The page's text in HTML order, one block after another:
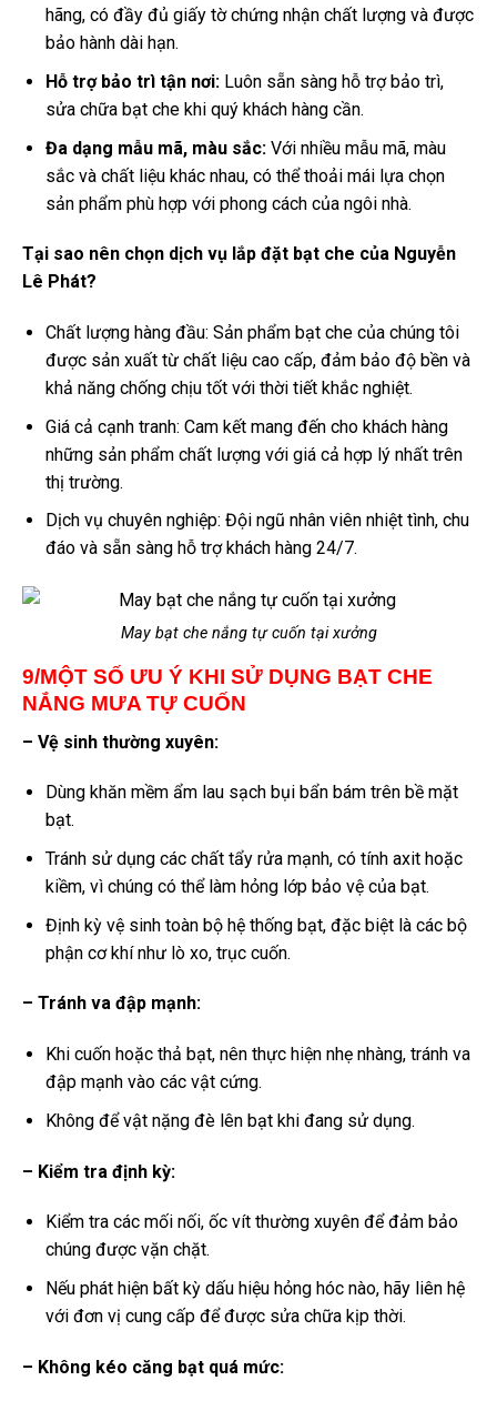
hãng, có đầy đủ giấy tờ chứng nhận chất lượng và được
bảo hành dài hạn.
Hỗ trợ bảo trì tận nơi:Luôn sẵn sàng hỗ trợ bảo trì,
sửa chữa bạt che khi quý khách hàng cần.
Đa dạng mẫu mã, màu sắc:Với nhiều mẫu mã, màu
sắc và chất liệu khác nhau, có thể thoải mái lựa chọn
sản phẩm phù hợp với phong cách của ngôi nhà.
Tại sao nên chọn dịch vụ lắp đặt bạt che của Nguyễn
Lê Phát?
Chất lượng hàng đầu: Sản phẩm bạt che của chúng tôi
được sản xuất từ chất liệu cao cấp, đảm bảo độ bền và
khả năng chống chịu tốt với thời tiết khắc nghiệt.
Giá cả cạnh tranh: Cam kết mang đến cho khách hàng
những sản phẩm chất lượng với giá cả hợp lý nhất trên
thị trường.
Dịch vụ chuyên nghiệp: Đội ngũ nhân viên nhiệt tình, chu
đáo và sẵn sàng hỗ trợ khách hàng 24/7.
May bạt che nắng tự cuốn tại xưởng
9/MỘT SỐ ƯU Ý KHI SỬ DỤNG BẠT CHE
NẮNG MƯA TỰ CUỐN
– Vệ sinh thường xuyên:
Dùng khăn mềm ẩm lau sạch bụi bẩn bám trên bề mặt
bạt.
Tránh sử dụng các chất tẩy rửa mạnh, có tính axit hoặc
kiềm, vì chúng có thể làm hỏng lớp bảo vệ của bạt.
Định kỳ vệ sinh toàn bộ hệ thống bạt, đặc biệt là các bộ
phận cơ khí như lò xo, trục cuốn.
– Tránh va đập mạnh:
Khi cuốn hoặc thả bạt, nên thực hiện nhẹ nhàng, tránh va
đập mạnh vào các vật cứng.
Không để vật nặng đè lên bạt khi đang sử dụng.
– Kiểm tra định kỳ:
Kiểm tra các mối nối, ốc vít thường xuyên để đảm bảo
chúng được vặn chặt.
Nếu phát hiện bất kỳ dấu hiệu hỏng hóc nào, hãy liên hệ
với đơn vị cung cấp để được sửa chữa kịp thời.
– Không kéo căng bạt quá mức: